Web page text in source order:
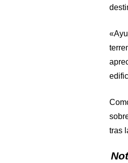
tras